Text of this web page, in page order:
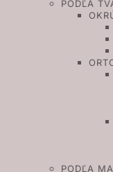
PODĽA
PODĽA